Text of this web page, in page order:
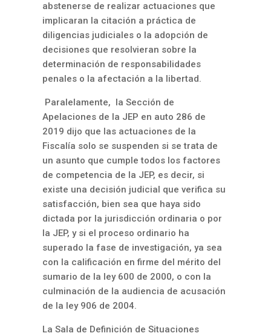
abstenerse de realizar actuaciones que
implicaran la citación a práctica de
diligencias judiciales o la adopción de
decisiones que resolvieran sobre la
determinación de responsabilidades
penales o la afectación a la libertad.
Paralelamente, la Sección de
Apelaciones de la JEP en auto 286 de
2019 dijo que las actuaciones de la
Fiscalía solo se suspenden si se trata de
un asunto que cumple todos los factores
de competencia de la JEP, es decir, si
existe una decisión judicial que verifica su
satisfacción, bien sea que haya sido
dictada por la jurisdicción ordinaria o por
la JEP, y si el proceso ordinario ha
superado la fase de investigación, ya sea
con la calificación en firme del mérito del
sumario de la ley 600 de 2000, o con la
culminación de la audiencia de acusación
de la ley 906 de 2004.
La Sala de Definición de Situaciones